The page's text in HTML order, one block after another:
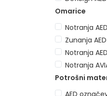
Notranja
Zunanja
Notranja
Notranja
AED